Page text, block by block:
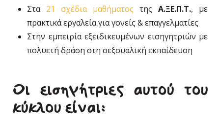
Στα 21 σχέδια μαθήματος της Α.ΞΕ.Π.Τ., με
πρακτικά εργαλεία για γονείς & επαγγελματίες
Στην εμπειρία εξειδικευμένων εισηγητριών με
πολυετή δράση στη σεξουαλική εκπαίδευση
Οι εισηγήτριες αυτού του
κύκλου είναι: